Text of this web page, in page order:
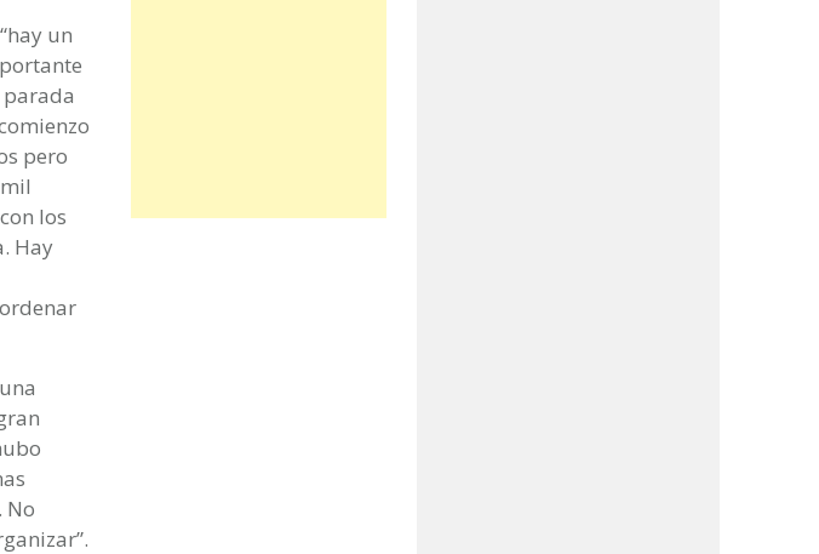
un
pero
los
Hay
No